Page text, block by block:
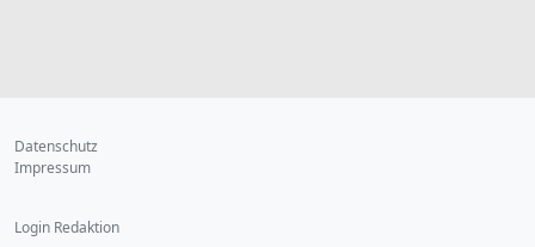
Datenschutz
Impressum
Login Redaktion